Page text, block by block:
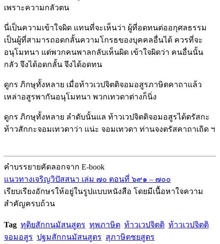
เพราะความกลัวตน
นี่เป็นความเข้าใจผิด แทนที่จะเห็นว่า ผู้ที่อดทนต่ออกุศลธรรม
เป็นผู้ที่สามารถอดกลั้นความโกรธของบุคคลอื่นได้ ควรที่จะ
อนุโมทนา แต่พวกคนพาลกลับเห็นผิด เข้าใจผิดว่า คนอื่นนั้น
กลัว จึงได้อดกลั้น จึงได้อดทน
ดูกร ภิกษุทั้งหลาย เมื่อท้าวเวปจิตติจอมอสูรภาษิตคาถาแล้ว
เหล่าอสูรพากันอนุโมทนา พวกเทวดาต่างก็นิ่ง
ดูกร ภิกษุทั้งหลาย ลำดับนั้นแล ท้าวเวปจิตติจอมอสูรได้ตรัสกะ
ท้าวสักกะจอมเทวดาว่า แน่ะ จอมเทวดา ท่านจงตรัสคาถาเถิด ฯ
คำบรรยายคัดลอกจาก E-book
แนวทางเจริญวิปัสสนา เล่ม ๗๐ ตอนที่ ๖๙๑ – ๗๐๐
เรียบเรียงอักษรให้อยู่ในรูปแบบหนังสือ โดยมีเนื้อหาใจความ
สำคัญครบถ้วน
Tag ทุติยสักกนมัสนสูตร ทุพภาษิต ท้าวเวปจิตติ ท้าวเวปจิตติ
จอมอสูร ปฐมสักกนมัสนสูตร สุภาษิตชยสูตร